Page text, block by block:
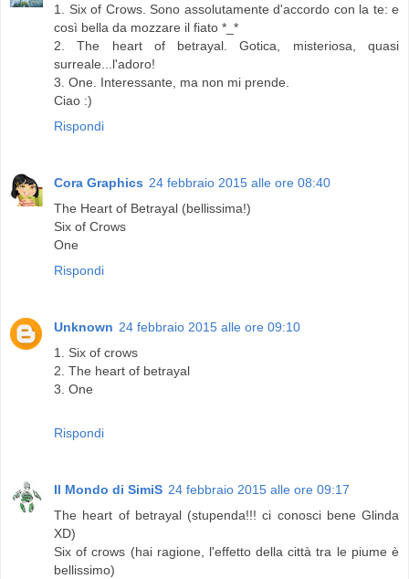
1. Six of Crows. Sono assolutamente d'accordo con la te: e
così bella da mozzare il fiato *_*
2. The heart of betrayal. Gotica, misteriosa, quasi
surreale...l'adoro!
3. One. Interessante, ma non mi prende.
Ciao :)
Rispondi
Cora Graphics 24 febbraio 2015 alle ore 08:40
The Heart of Betrayal (bellissima!)
Six of Crows
One
Rispondi
Unknown 24 febbraio 2015 alle ore 09:10
1. Six of crows
2. The heart of betrayal
3. One
Rispondi
Il Mondo di SimiS 24 febbraio 2015 alle ore 09:17
The heart of betrayal (stupenda!!! ci conosci bene Glinda
XD)
Six of crows (hai ragione, l'effetto della città tra le piume è
bellissimo)